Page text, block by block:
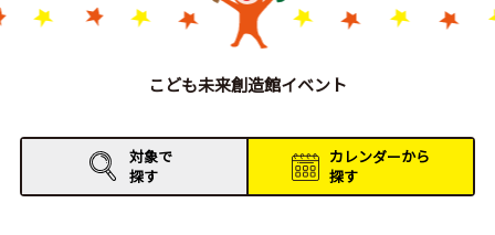
Gがくえん
お知らせ
イベントレポート
こども未来創造館イベント
対象で
探す
カレンダーから
探す